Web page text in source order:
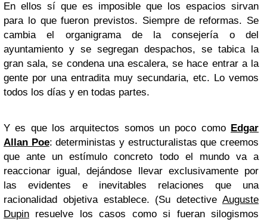
En ellos sí que es imposible que los espacios sirvan
para lo que fueron previstos. Siempre de reformas. Se
cambia el organigrama de la consejería o del
ayuntamiento y se segregan despachos, se tabica la
gran sala, se condena una escalera, se hace entrar a la
gente por una entradita muy secundaria, etc. Lo vemos
todos los días y en todas partes.
Y es que los arquitectos somos un poco como Edgar
Allan Poe: deterministas y estructuralistas que creemos
que ante un estímulo concreto todo el mundo va a
reaccionar igual, dejándose llevar exclusivamente por
las evidentes e inevitables relaciones que una
racionalidad objetiva establece. (Su detective Auguste
Dupin resuelve los casos como si fueran silogismos